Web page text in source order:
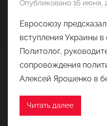
Опубликовано 16 июня,
Евросоюзу
вступления Украины
Политолог,
сопровождения
Алексей Ярошенко в
Читать далее